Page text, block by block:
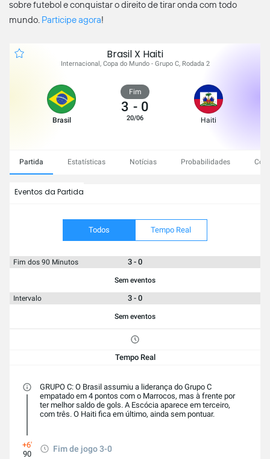
sobre futebol e conquistar o direito de tirar onda com todo
mundo. Participe agora!
Brasil X Haiti
Internacional, Copa do Mundo - Grupo C, Rodada 2
Brasil
Fim
3 - 0
20/06 Haiti
Partida Estatísticas Notícias Probabilidades
Eventos da Partida
Todos Tempo Real
Fim dos 90 Minutos 3 - 0
Sem eventos
Intervalo 3 - 0
Sem eventos
Tempo Real
GRUPO C: O Brasil assumiu a liderança do Grupo C
empatado em 4 pontos com o Marrocos, mas à frente por
ter melhor saldo de gols. A Escócia aparece em terceiro,
com três. O Haiti fica em último, ainda sem pontuar.
+6'
90
Fim de jogo 3-0